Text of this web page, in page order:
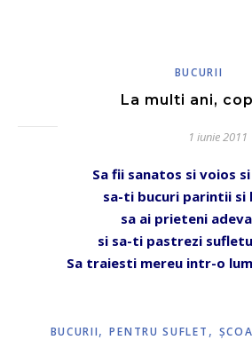
BUCURII
La multi ani,
1 iunie 2011
Sa fii sanatos si voios
sa-ti bucuri parintii si
sa ai prieteni
si sa-ti pastrezi
Sa traiesti mereu intr-o
BUCURII,PENTRU SUFLET ,